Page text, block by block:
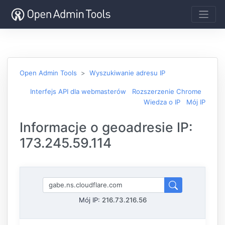
Open Admin Tools Wyszukiwanie adresu IP
Interfejs API dla webmasterów
Rozszerzenie Chrome
Wiedza o IP
Mój IP
Informacje o geoadresie IP:
173.245.59.114
Mój IP: 216.73.216.56